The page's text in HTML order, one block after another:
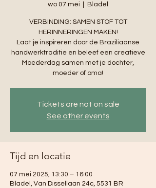
wo 07 mei Bladel
VERBINDING: SAMEN STOF TOT
HERINNERINGEN MAKEN!
Laat je inspireren door de Braziliaanse
handwerktraditie en beleef een creatieve
Moederdag samen met je dochter,
moeder of oma!
Tickets are not on sale
See other events
Tijd en locatie
07 mei 2025, 13:30 – 16:00
Bladel, Van Dissellaan 24c, 5531 BR